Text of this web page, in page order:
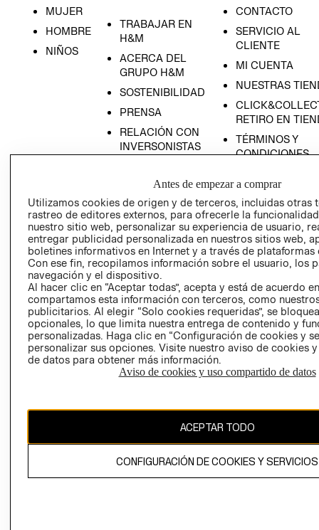
MUJER
HOMBRE
NIÑOS
TRABAJAR EN
H&M
ACERCA DEL
GRUPO H&M
SOSTENIBILIDAD
PRENSA
RELACIÓN CON
INVERSONISTAS
EMPRESARIAL
PROGRAMA DE
TRANSPARENCIA
Y ÉTICA
(ESPAÑOL)
PROGRAMA DE
TRANSPARENCIA
Y ÉTICA (INGLÉS)
CONTACTO
SERVICIO AL
CLIENTE
MI CUENTA
NUESTRAS
RETIRO EN
TÉRMINOS Y
CONDICIONES
PRIVACIDAD
GIFT CARD
AVISO DE
DE INDUSTRIA Y
PETICIONES
QUEJAS Y
RECLAMOS
CAMBIAR REGIÓN
Antes de empezar a comprar
Utilizamos cookies de origen y de terceros, incluidas otras
rastreo de editores externos, para ofrecerle la
nuestro sitio web, personalizar su experiencia de usuario,
entregar publicidad personalizada en nuestros sitios web,
boletines informativos en Internet y a través de plataformas
Con ese fin, recopilamos información sobre el usuario, los
navegación y el dispositivo.
Al hacer clic en “Aceptar todas”, acepta y está de acuerdo
compartamos esta información con terceros, como
publicitarios. Al elegir “Solo cookies requeridas”, se
opcionales, lo que limita nuestra entrega de contenido y
personalizadas. Haga clic en “Configuración de cookies y
personalizar sus opciones. Visite nuestro aviso de cookies
de datos para obtener más información.
Aviso de cookies y uso compartido de datos
ACEPTAR TODO
CONFIGURACIÓN DE COOKIES Y SERVICIOS